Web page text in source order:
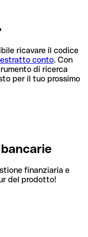
ricavare il codice
estratto conto. Con
di ricerca
per il tuo prossimo
finanziaria e
del prodotto!